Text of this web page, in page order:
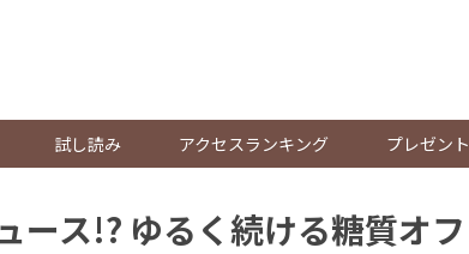
試し読み アクセスランキング プレゼント
ース!? ゆるく続ける糖質オフ